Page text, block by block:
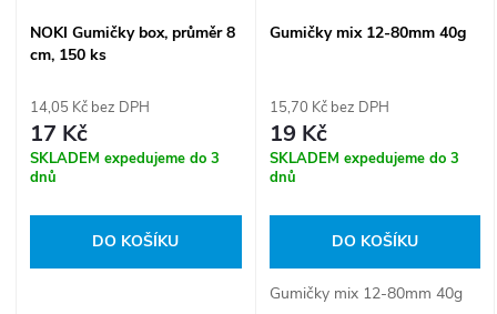
NOKI Gumičky box, průměr 8
cm, 150 ks
14,05 Kč bez DPH
17 Kč
SKLADEM expedujeme do 3
dnů
DO KOŠÍKU
Gumičky mix 12-80mm 40g
15,70 Kč bez DPH
19 Kč
SKLADEM expedujeme do 3
dnů
DO KOŠÍKU
Gumičky mix 12-80mm 40g